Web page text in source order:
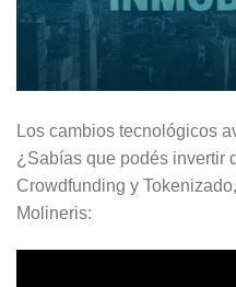
Los cambios tecnológicos
¿Sabías que podés invertir
Crowdfunding y
Molineris: